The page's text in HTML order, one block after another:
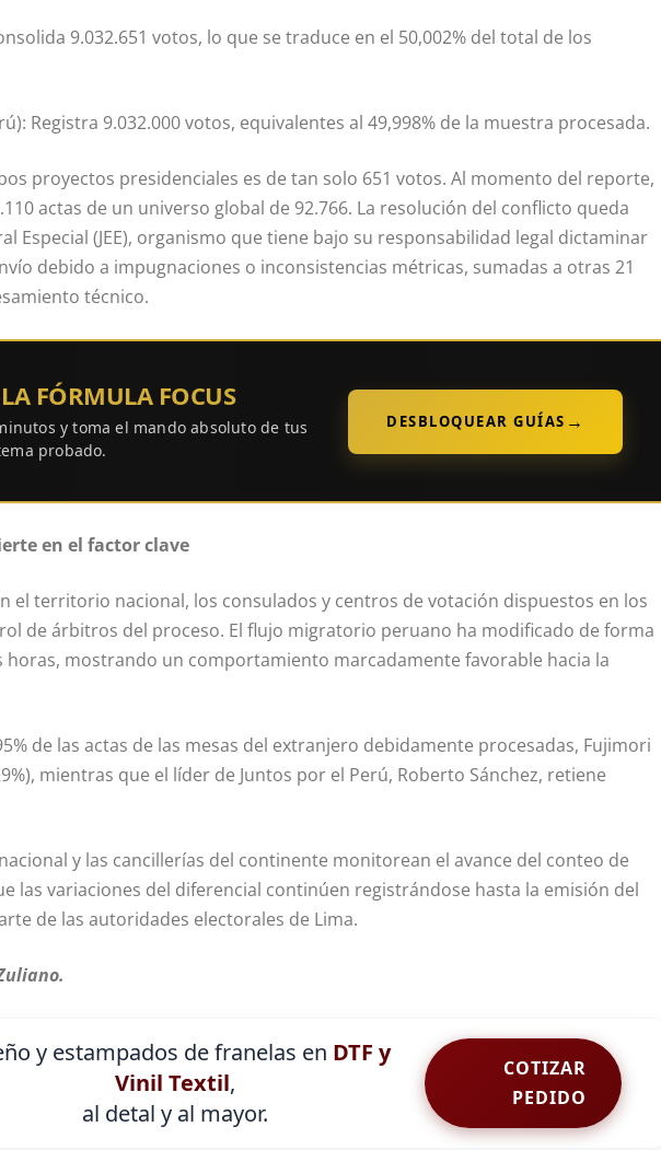
9.032.651 votos, lo que se traduce en el 50,002% del total de los
Registra 9.032.000 votos, equivalentes al 49,998% de la muestra procesada.
proyectos presidenciales es de tan solo 651 votos. Al momento del reporte,
actas de un universo global de 92.766. La resolución del conflicto queda
Especial (JEE), organismo que tiene bajo su responsabilidad legal dictaminar
debido a impugnaciones o inconsistencias métricas, sumadas a otras 21
técnico.
LA FÓRMULA FOCUS
y toma el mando absoluto de tus
probado.
DESBLOQUEAR GUÍAS →
en el factor clave
el territorio nacional, los consulados y centros de votación dispuestos en los
de árbitros del proceso. El flujo migratorio peruano ha modificado de forma
horas, mostrando un comportamiento marcadamente favorable hacia la
de las actas de las mesas del extranjero debidamente procesadas, Fujimori
mientras que el líder de Juntos por el Perú, Roberto Sánchez, retiene
y las cancillerías del continente monitorean el avance del conteo de
las variaciones del diferencial continúen registrándose hasta la emisión del
de las autoridades electorales de Lima.
y estampados de franelas en DTF y
Vinil Textil,
al detal y al mayor.
COTIZAR
PEDIDO